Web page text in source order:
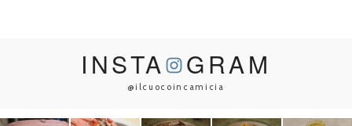
INSTA GRAM
@ilcuocoincamicia